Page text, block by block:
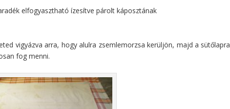
elfogyasztható ízesítve párolt káposztának
vigyázva arra, hogy alulra zsemlemorzsa kerüljön, majd a sütőlapra
fog menni.